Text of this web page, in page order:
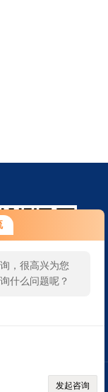
，很高兴为您
什么问题呢？
发起咨询